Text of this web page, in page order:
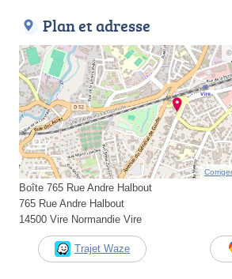
Plan et adresse
©
Boîte 765 Rue Andre Halbout
765 Rue Andre Halbout
14500 Vire Normandie Vire
Trajet Waze